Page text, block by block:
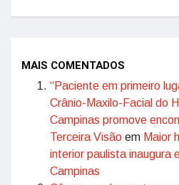
MAIS COMENTADOS
“Paciente em primeiro
Crânio-Maxilo-Facial do
Campinas promove
Terceira Visão em Maior
interior paulista inaugura
Campinas